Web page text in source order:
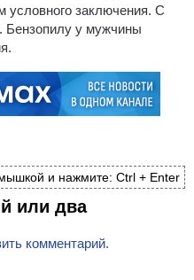
условного заключения. С
Бензопилу у мужчины
и нажмите: Ctrl + Enter
или два
комментарий.